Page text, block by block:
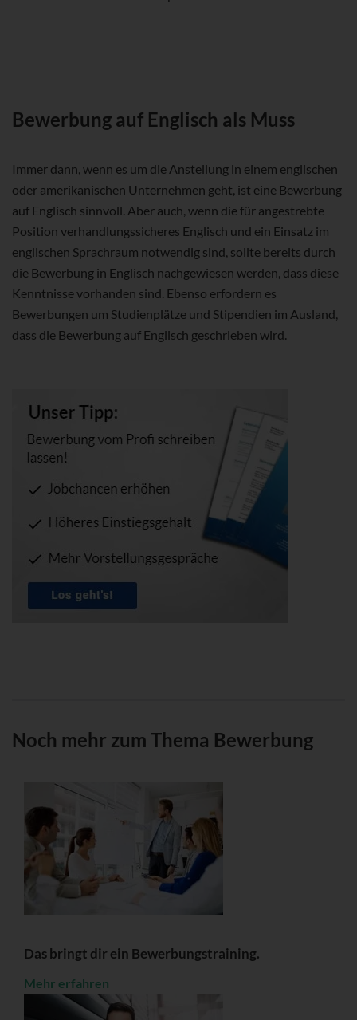
Bewerbung auf Englisch als Muss
Immer dann, wenn es um die Anstellung in einem englischen
oder amerikanischen Unternehmen geht, ist eine Bewerbung
auf Englisch sinnvoll. Aber auch, wenn die für angestrebte
Position verhandlungssicheres Englisch und ein Einsatz im
englischen Sprachraum notwendig sind, sollte bereits durch
die Bewerbung in Englisch nachgewiesen werden, dass diese
Kenntnisse vorhanden sind. Ebenso erfordern es
Bewerbungen um Studienplätze und Stipendien im Ausland,
dass die Bewerbung auf Englisch geschrieben wird.
Noch mehr zum Thema Bewerbung
Das bringt dir ein Bewerbungstraining.
Mehr erfahren